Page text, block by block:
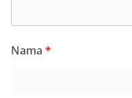
Nama *